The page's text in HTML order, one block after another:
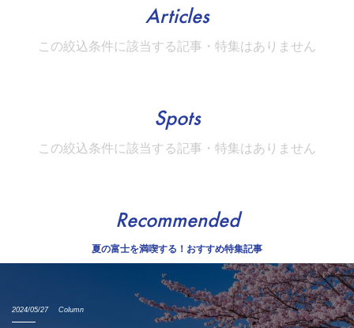
Articles
この絞込条件に該当する記事・特集はありません
Spots
この絞込条件に該当する記事・特集はありません
Recommended
夏の富士を満喫する！おすすめ特集記事
2024/05/27 Column